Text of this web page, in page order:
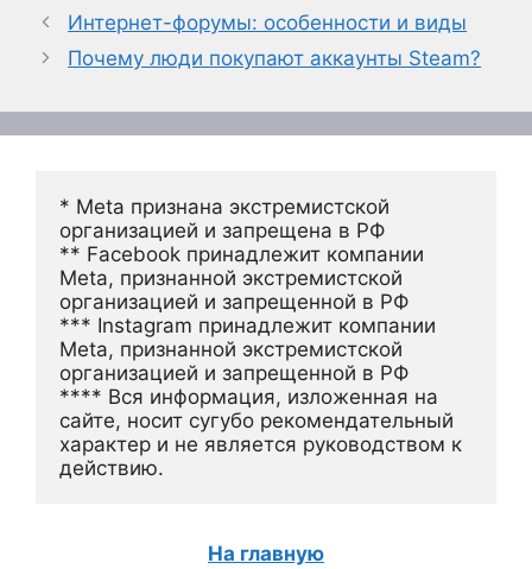
Интернет-форумы: особенности и виды
Почему люди покупают аккаунты Steam?
* Meta признана экстремистской
организацией и запрещена в РФ
** Facebook принадлежит компании
Meta, признанной экстремистской
организацией и запрещенной в РФ
*** Instagram принадлежит компании
Meta, признанной экстремистской
организацией и запрещенной в РФ
**** Вся информация, изложенная на
сайте, носит сугубо рекомендательный
характер и не является руководством к
действию.
На главную